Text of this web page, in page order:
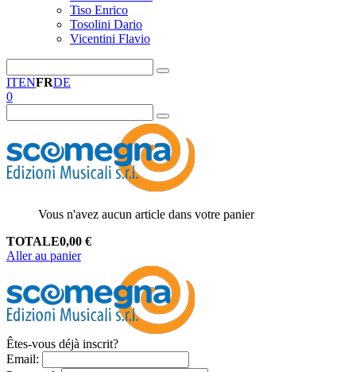
Tiso Enrico
Tosolini Dario
Vicentini Flavio
ITENFRDE
0
Vous n'avez aucun article dans votre panier
TOTALE0,00 €
Aller au panier
Êtes-vous déjà inscrit?
Email: